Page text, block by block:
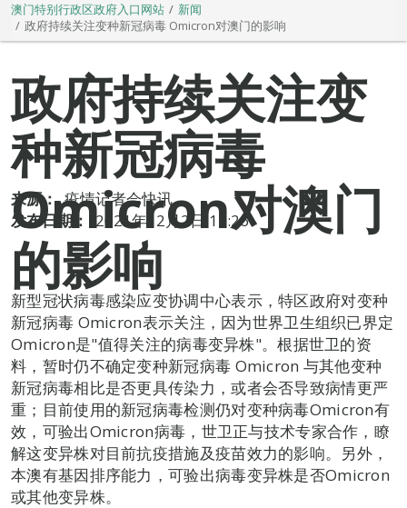
澳门特别行政区政府入口网站
新闻
政府持续关注变种新冠病毒 Omicron对澳门的影响
政府持续关注变
种新冠病毒
Omicron对澳门
的影响
来源： 疫情记者会快讯
发布日期：
2021年12月2日 17:26
新型冠状病毒感染应变协调中心表示，特区政府对变种
新冠病毒 Omicron表示关注，因为世界卫生组织已界定
Omicron是"值得关注的病毒变异株"。根据世卫的资
料，暂时仍不确定变种新冠病毒 Omicron 与其他变种
新冠病毒相比是否更具传染力，或者会否导致病情更严
重；目前使用的新冠病毒检测仍对变种病毒Omicron有
效，可验出Omicron病毒，世卫正与技术专家合作，瞭
解这变异株对目前抗疫措施及疫苗效力的影响。另外，
本澳有基因排序能力，可验出病毒变异株是否Omicron
或其他变异株。